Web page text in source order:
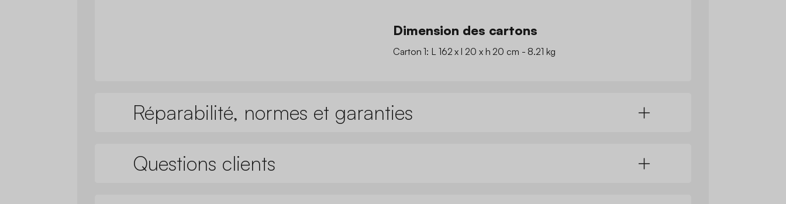
Dimension des cartons
Carton 1: L 162 x l 20 x h 20 cm - 8.21 kg
Réparabilité, normes et garanties
Questions clients